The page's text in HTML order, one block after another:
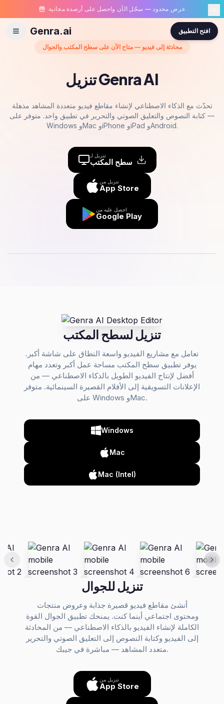
عرض محدود — سجّل الآن واحصل على أرصدة مجانية
Genra.ai افتح التطبيق
محادثة إلى فيديو — متاح الآن على سطح المكتب والجوال
تنزيل Genra AI
تحدّث مع الذكاء الاصطناعي لإنشاء مقاطع فيديو متعددة المشاهد مذهلة
— كتابة النصوص والتعليق الصوتي والتحرير في تطبيق واحد. متوفر على
Windows وMac وiPhone وiPad وAndroid.
تنزيل لـ
سطح المكتب
تنزيل من
App Store
احصل عليه من
Google Play
تنزيل لسطح المكتب
تعامل مع مشاريع الفيديو واسعة النطاق على شاشة أكبر.
يوفر تطبيق سطح المكتب مساحة عمل أكبر وتعدد مهام
أفضل لإنتاج الفيديو الطويل بالذكاء الاصطناعي — من
الإعلانات التسويقية إلى الأفلام القصيرة السينمائية. متوفر
على Windows وMac.
Windows
Mac
Mac (Intel)
تنزيل للجوال
أنشئ مقاطع فيديو قصيرة جذابة وعروض منتجات
ومحتوى اجتماعي أينما كنت. يمنحك تطبيق الجوال القوة
الكاملة لإنشاء الفيديو بالذكاء الاصطناعي — من المحادثة
إلى الفيديو وكتابة النصوص إلى التعليق الصوتي والتحرير
متعدد المشاهد — مباشرة في جيبك.
تنزيل من
App Store